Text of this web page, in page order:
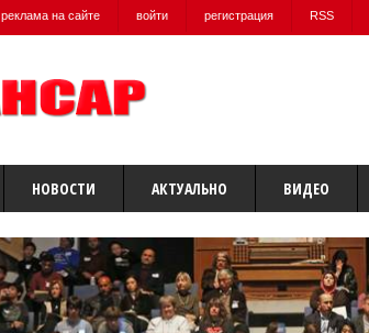
реклама на сайте войти регистрация RSS
НОВОСТИ АКТУАЛЬНО ВИДЕО